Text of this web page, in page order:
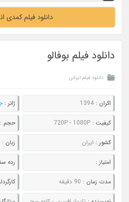
دانلود فیلم کمدی
دانلود فیلم بوفالو
دانلود فیلم ایرانی
اکران :1394 ژانر :
کیفیت :720P - 1080P حجم :
کشور : ایران زبان :
امتیاز : رده
مدت زمان : 90 دقیقه